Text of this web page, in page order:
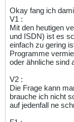
Okay fang ich
V1 :
Mit den heutigen
und ISDN) ist es
einfach zu gering
Programme
oder ähnliche sind
V2 :
Die Frage kann
brauche ich nicht
auf jedenfall ne